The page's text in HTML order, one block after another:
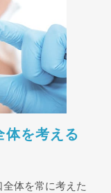
体を考える
体を常に考えた